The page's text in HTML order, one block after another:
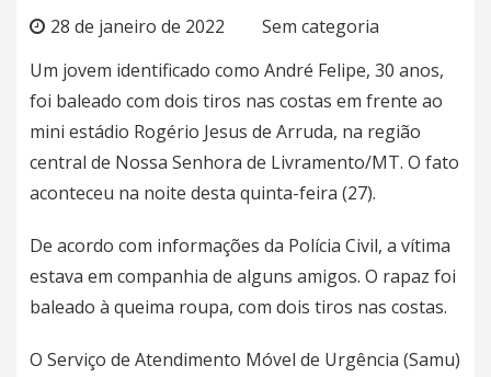
28 de janeiro de 2022
Sem categoria
Um jovem identificado como André Felipe, 30 anos,
foi baleado com dois tiros nas costas em frente ao
mini estádio Rogério Jesus de Arruda, na região
central de Nossa Senhora de Livramento/MT. O fato
aconteceu na noite desta quinta-feira (27).
De acordo com informações da Polícia Civil, a vítima
estava em companhia de alguns amigos. O rapaz foi
baleado à queima roupa, com dois tiros nas costas.
O Serviço de Atendimento Móvel de Urgência (Samu)